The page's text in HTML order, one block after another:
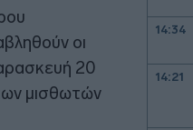
οι
20
μισθωτών
14:34
14:21